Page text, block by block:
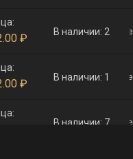
₽
В наличии: 2в корзине
₽
В наличии: 1в корзине
В наличии: 7в корзине